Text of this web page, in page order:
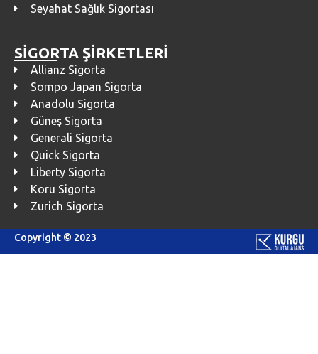
Seyahat Sağlık Sigortası
SİGORTA ŞİRKETLERİ
Allianz Sigorta
Sompo Japan Sigorta
Anadolu Sigorta
Güneş Sigorta
Generali Sigorta
Quick Sigorta
Liberty Sigorta
Koru Sigorta
Zurich Sigorta
Copyright © 2023